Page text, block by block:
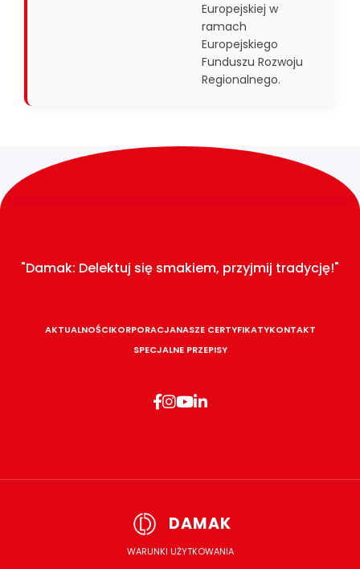
Europejskiej w
ramach
Europejskiego
Funduszu Rozwoju
Regionalnego.
"Damak: Delektuj się smakiem, przyjmij tradycję!"
AKTUALNOŚCIKORPORACJANASZE CERTYFIKATYKONTAKT
SPECJALNE PRZEPISY
DAMAK
WARUNKI UŻYTKOWANIA